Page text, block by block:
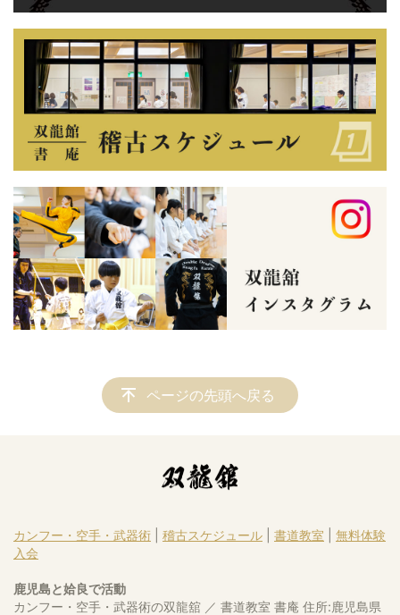
ページの先頭へ戻る
カンフー・空手・武器術 稽古スケジュール 書道教室
無料体験
入会
鹿児島と姶良で活動
カンフー・空手・武器術の双龍舘 ／ 書道教室 書庵 住所:鹿児島県